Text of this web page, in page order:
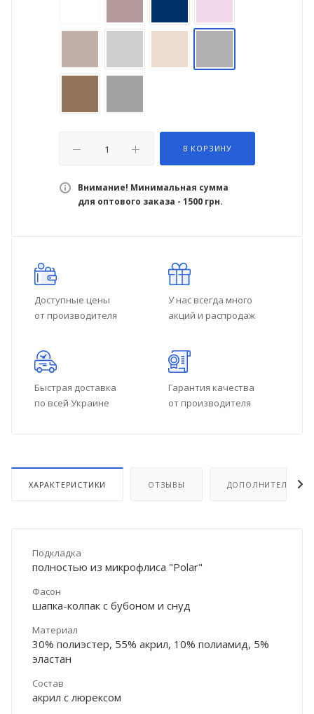
В КОРЗИНУ
Внимание! Минимальная сумма
для оптового заказа - 1500 грн.
Доступные цены
от производителя
У нас всегда много
акций и распродаж
Быстрая доставка
по всей Украине
Гарантия качества
от производителя
ХАРАКТЕРИСТИКИ ОТЗЫВЫ ДОПОЛНИТЕЛЬНО
Подкладка
полностью из микрофлиса "Polar"
Фасон
шапка-колпак с бубоном и снуд
Материал
30% полиэстер, 55% акрил, 10% полиамид, 5%
эластан
Состав
акрил с люрексом